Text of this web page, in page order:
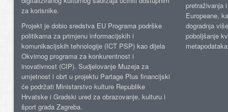
za korisnike.
Projekt je dobio sredstva EU Programa podrške
politikama za primjenu informacijskih i
komunikacijskih tehnologije (ICT PSP) kao dijela
Okvirnog programa za konkurentnost i
inovativnost (CIP). Sudjelovanje Muzeja za
umjetnost i obrt u projektu Partage Plus financijski
će podržati Ministarstvo kulture Republike
Hrvatske i Gradski ured za obrazovanje, kulturu i
šport grada Zagreba.
pretraživanja
Europeane,
dogradnja
poboljšanje